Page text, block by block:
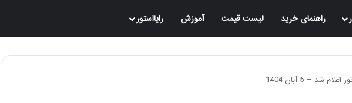
راهنمای خرید لیست قیمت آموزش رایااستور
– 5 آبان 1404